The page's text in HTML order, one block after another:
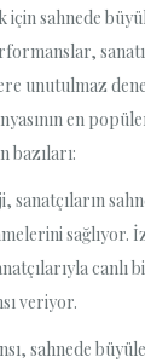
sahnede
unutulmaz
en
bazıları:
sağlıyor.
canlı
veriyor.
sahnede